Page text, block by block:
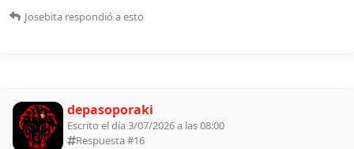
Josebita respondió a esto
depasoporaki
Escrito el día 3/07/2026 a las 08:00
Respuesta #16